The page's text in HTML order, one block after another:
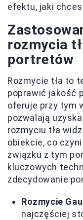
efektu, jaki
rozmycia
portretów
Rozmycie tła to
poprawić jakość
oferuje przy tym
pozwalają
rozmyciu tła
obiekcie, co
związku z tym
kluczowych
zdecydowanie
Rozmycie
najczęściej